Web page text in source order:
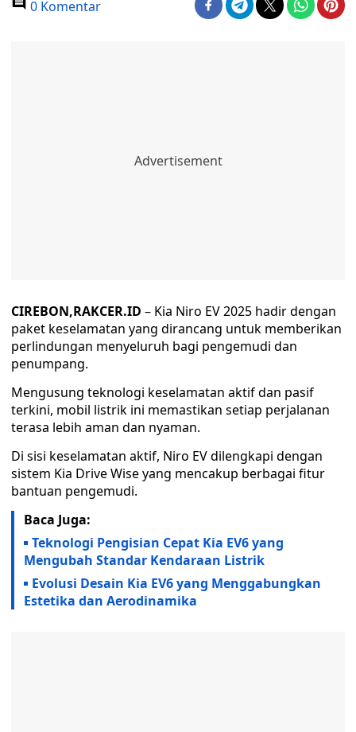
0 Komentar
CIREBON,RAKCER.ID – Kia Niro EV 2025 hadir dengan
paket keselamatan yang dirancang untuk memberikan
perlindungan menyeluruh bagi pengemudi dan
penumpang.
Mengusung teknologi keselamatan aktif dan pasif
terkini, mobil listrik ini memastikan setiap perjalanan
terasa lebih aman dan nyaman.
Di sisi keselamatan aktif, Niro EV dilengkapi dengan
sistem Kia Drive Wise yang mencakup berbagai fitur
bantuan pengemudi.
Baca Juga:
Teknologi Pengisian Cepat Kia EV6 yang
Mengubah Standar Kendaraan Listrik
Evolusi Desain Kia EV6 yang Menggabungkan
Estetika dan Aerodinamika